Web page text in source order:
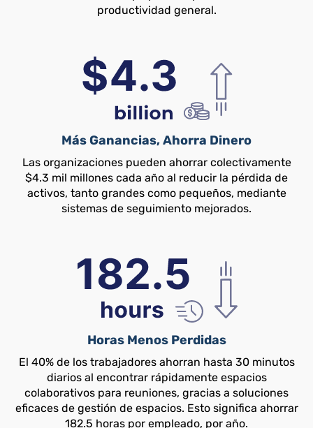
productividad general.
Más Ganancias, Ahorra Dinero
Las organizaciones pueden ahorrar colectivamente
$4.3 mil millones cada año al reducir la pérdida de
activos, tanto grandes como pequeños, mediante
sistemas de seguimiento mejorados.
Horas Menos Perdidas
El 40% de los trabajadores ahorran hasta 30 minutos
diarios al encontrar rápidamente espacios
colaborativos para reuniones, gracias a soluciones
eficaces de gestión de espacios. Esto significa ahorrar
182.5 horas por empleado, por año.